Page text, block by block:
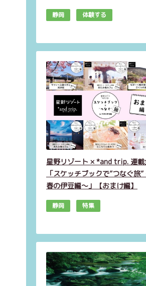
静岡 体験する
星野リゾート × *and trip. 連載
「スケッチブックで”つなぐ旅
春の伊豆編～」【おまけ編】
静岡 特集